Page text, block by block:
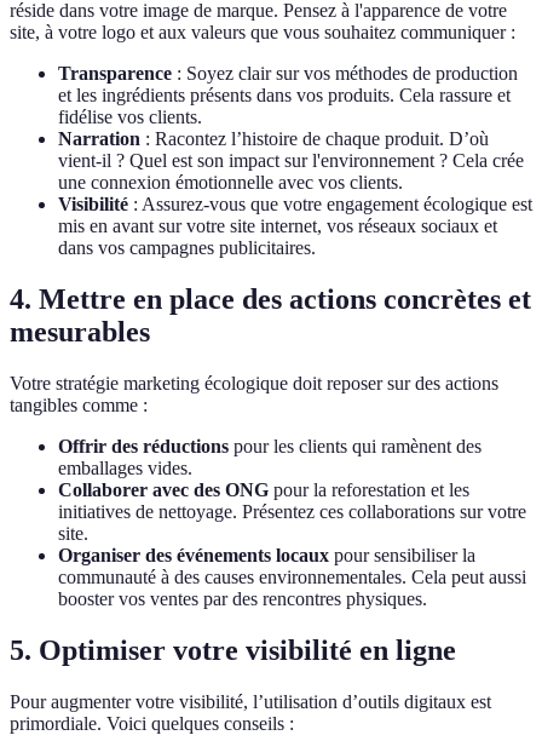
réside dans votre image de marque. Pensez à l'apparence de votre
site, à votre logo et aux valeurs que vous souhaitez communiquer :
Transparence : Soyez clair sur vos méthodes de production
et les ingrédients présents dans vos produits. Cela rassure et
fidélise vos clients.
Narration : Racontez l’histoire de chaque produit. D’où
vient-il ? Quel est son impact sur l'environnement ? Cela crée
une connexion émotionnelle avec vos clients.
Visibilité : Assurez-vous que votre engagement écologique est
mis en avant sur votre site internet, vos réseaux sociaux et
dans vos campagnes publicitaires.
4. Mettre en place des actions concrètes et
mesurables
Votre stratégie marketing écologique doit reposer sur des actions
tangibles comme :
Offrir des réductions pour les clients qui ramènent des
emballages vides.
Collaborer avec des ONG pour la reforestation et les
initiatives de nettoyage. Présentez ces collaborations sur votre
site.
Organiser des événements locaux pour sensibiliser la
communauté à des causes environnementales. Cela peut aussi
booster vos ventes par des rencontres physiques.
5. Optimiser votre visibilité en ligne
Pour augmenter votre visibilité, l’utilisation d’outils digitaux est
primordiale. Voici quelques conseils :